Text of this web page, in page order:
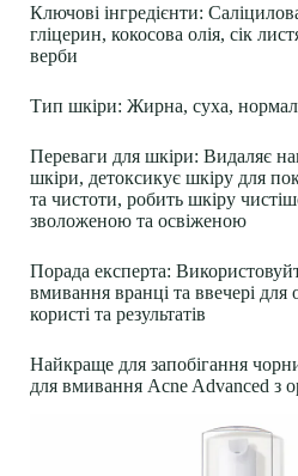
Ключові інгредієнти:
гліцерин, кокосова олія, сік
верби
Тип шкіри: Жирна, суха,
Переваги для шкіри: Видаляє
шкіри, детоксикує шкіру для
та чистоти, робить шкіру
зволоженою та освіженою
Порада експерта:
вмивання вранці та ввечері для
користі та результатів
Найкраще для запобігання
для вмивання Acne Advanced з